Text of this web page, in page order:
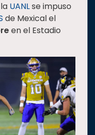
UANLse impuso
de Mexical el
en el Estadio